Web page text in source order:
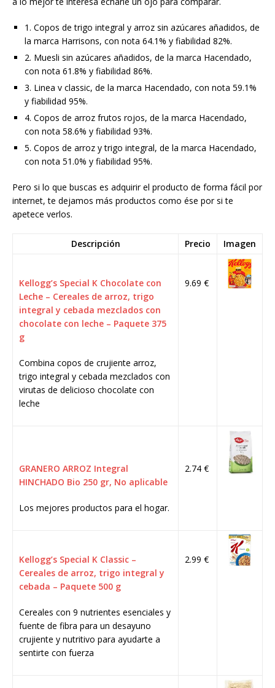
1. Copos de trigo integral y arroz sin azúcares añadidos, de
la marca Harrisons, con nota 64.1% y fiabilidad 82%.
2. Muesli sin azúcares añadidos, de la marca Hacendado,
con nota 61.8% y fiabilidad 86%.
3. Linea v classic, de la marca Hacendado, con nota 59.1%
y fiabilidad 95%.
4. Copos de arroz frutos rojos, de la marca Hacendado,
con nota 58.6% y fiabilidad 93%.
5. Copos de arroz y trigo integral, de la marca Hacendado,
con nota 51.0% y fiabilidad 95%.
Pero si lo que buscas es adquirir el producto de forma fácil por
internet, te dejamos más productos como ése por si te
apetece verlos.
Descripción Precio Imagen
Kellogg’s Special K Chocolate con
Leche – Cereales de arroz, trigo
integral y cebada mezclados con
chocolate con leche – Paquete 375
g
Combina copos de crujiente arroz,
trigo integral y cebada mezclados con
virutas de delicioso chocolate con
leche
9.69 €
GRANERO ARROZ Integral
HINCHADO Bio 250 gr, No aplicable
Los mejores productos para el hogar.
2.74 €
Kellogg’s Special K Classic –
Cereales de arroz, trigo integral y
cebada – Paquete 500 g
Cereales con 9 nutrientes esenciales y
fuente de fibra para un desayuno
crujiente y nutritivo para ayudarte a
sentirte con fuerza
2.99 €